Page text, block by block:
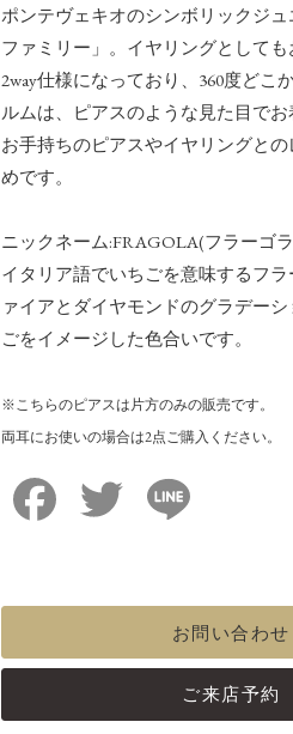
ポンテヴェキオのシンボリックジュ
ファミリー」。イヤリングとして
2way仕様になっており、360度どこ
ルムは、ピアスのような見た目でお
お手持ちのピアスやイヤリングと
めです。
ニックネーム:FRAGOLA(フラーゴ
イタリア語でいちごを意味するフ
ァイアとダイヤモンドのグラデー
ごをイメージした色合いです。
※こちらのピアスは片方のみの販売です。
両耳にお使いの場合は2点ご購入ください。
Facebook Twitter
お問い合わせ
ご来店予約